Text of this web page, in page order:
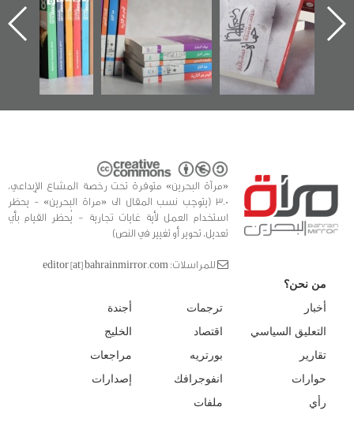
يقدمه «مركز أوال»
في سلسلة من 5
كتب
عسكري تصدر عن
«مرآة البحرين»
«مرآة البحرين» متوفرة تحت رخصة المشاع الإبداعي،
3.0 (يتوجب نسب المقال الى «مراة البحرين» - يحظر
استخدام العمل لأية غايات تجارية - يُحظر القيام بأي
تعديل، تحوير أو تغيير في النص)
للمراسلات: editor [at] bahrainmirror.com
من نحن؟
أخبار
التعليق السياسي
تقارير
حوارات
رأي
ترجمات
اقتصاد
بورتريه
انفوجرافك
ملفات
أجندة
الخليج
مراجعات
إصدارات